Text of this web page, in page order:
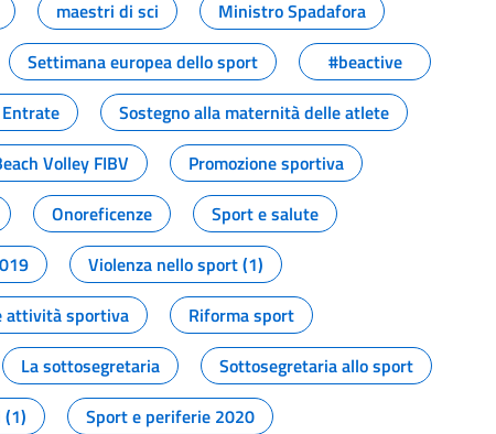
maestri di sci
Ministro Spadafora
Settimana europea dello sport
#beactive
Sostegno alla maternità delle atlete
Volley FIBV
Promozione sportiva
Onoreficenze
Sport e salute
Violenza nello sport (1)
attività sportiva
Riforma sport
La sottosegretaria
Sottosegretaria allo sport
Sport e periferie 2020